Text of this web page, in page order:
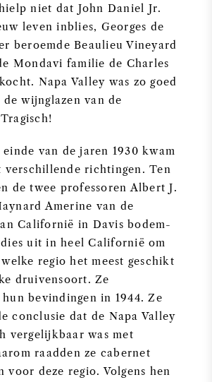
niet dat John Daniel Jr.
leven inblies, Georges de
beroemde Beaulieu Vineyard
Mondavi familie de Charles
Napa Valley was zo goed
wijnglazen van de
van de jaren 1930 kwam
verschillende richtingen. Ten
de twee professoren Albert J.
Amerine van de
Californië in Davis bodem-
uit in heel Californië om
regio het meest geschikt
druivensoort. Ze
bevindingen in 1944. Ze
conclusie dat de Napa Valley
vergelijkbaar was met
raadden ze cabernet
voor deze regio. Volgens hen